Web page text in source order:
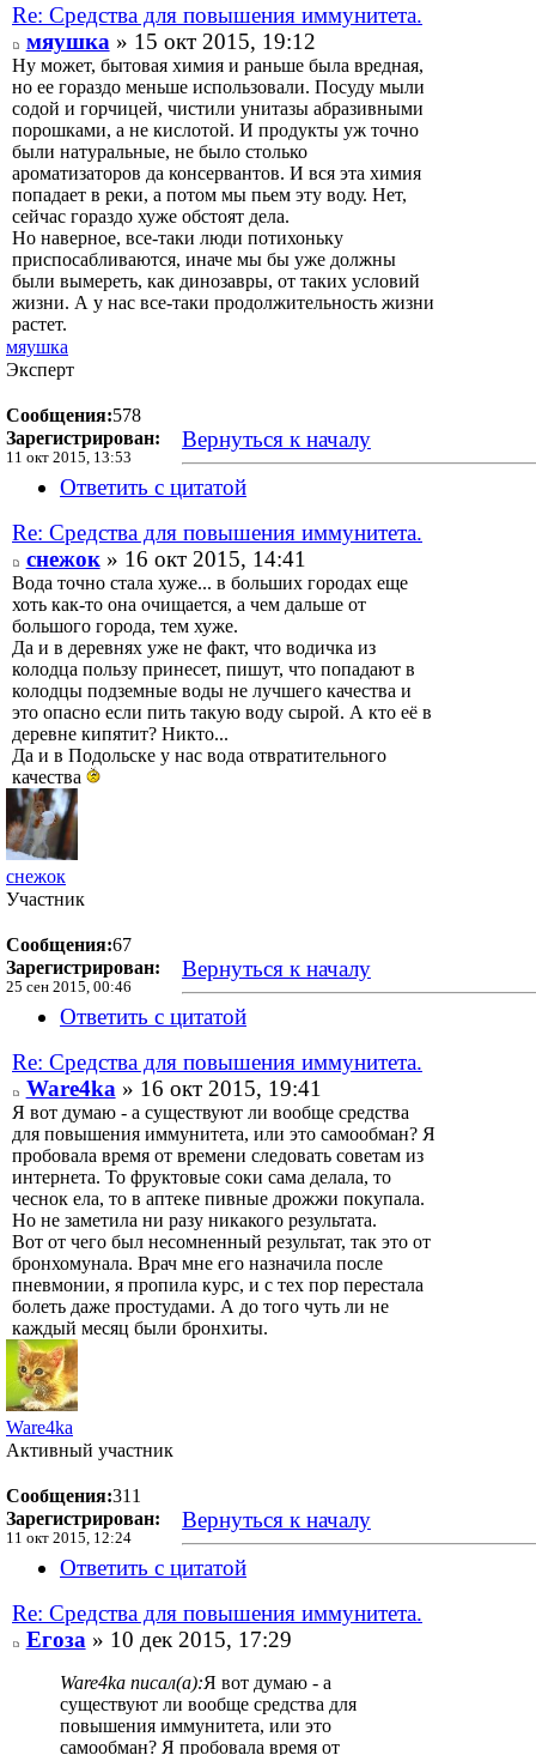
Re: Средства для повышения иммунитета.
мяушка » 15 окт 2015, 19:12
Ну может, бытовая химия и раньше была вредная,
но ее гораздо меньше использовали. Посуду мыли
содой и горчицей, чистили унитазы абразивными
порошками, а не кислотой. И продукты уж точно
были натуральные, не было столько
ароматизаторов да консервантов. И вся эта химия
попадает в реки, а потом мы пьем эту воду. Нет,
сейчас гораздо хуже обстоят дела.
Но наверное, все-таки люди потихоньку
приспосабливаются, иначе мы бы уже должны
были вымереть, как динозавры, от таких условий
жизни. А у нас все-таки продолжительность жизни
растет.
мяушка
Эксперт
Сообщения:578
Зарегистрирован:
11 окт 2015, 13:53
Вернуться к началу
Ответить с цитатой
Re: Средства для повышения иммунитета.
снежок» 16 окт 2015, 14:41
Вода точно стала хуже... в больших городах еще
хоть как-то она очищается, а чем дальше от
большого города, тем хуже.
Да и в деревнях уже не факт, что водичка из
колодца пользу принесет, пишут, что попадают в
колодцы подземные воды не лучшего качества и
это опасно если пить такую воду сырой. А кто её в
деревне кипятит? Никто...
Да и в Подольске у нас вода отвратительного
качества
снежок
Участник
Сообщения:67
Зарегистрирован:
25 сен 2015, 00:46
Вернуться к началу
Ответить с цитатой
Re: Средства для повышения иммунитета.
Ware4ka» 16 окт 2015, 19:41
Я вот думаю - а существуют ли вообще средства
для повышения иммунитета, или это самообман? Я
пробовала время от времени следовать советам из
интернета. То фруктовые соки сама делала, то
чеснок ела, то в аптеке пивные дрожжи покупала.
Но не заметила ни разу никакого результата.
Вот от чего был несомненный результат, так это от
бронхомунала. Врач мне его назначила после
пневмонии, я пропила курс, и с тех пор перестала
болеть даже простудами. А до того чуть ли не
каждый месяц были бронхиты.
Ware4ka
Активный участник
Сообщения:311
Зарегистрирован:
11 окт 2015, 12:24
Вернуться к началу
Ответить с цитатой
Re: Средства для повышения иммунитета.
Егоза» 10 дек 2015, 17:29
Ware4ka писал(а):Я вот думаю - а
существуют ли вообще средства для
повышения иммунитета, или это
самообман? Я пробовала время от